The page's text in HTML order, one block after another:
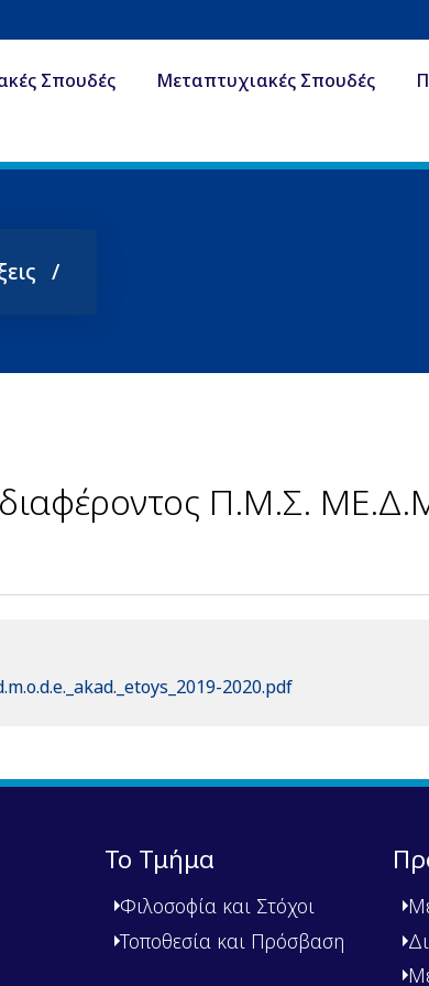
Σπουδές Μεταπτυχιακές Σπουδές
Π.Μ.Σ.
2020.pdf
Το Τμήμα
Φιλοσοφία και Στόχοι
Τοποθεσία και Πρόσβαση